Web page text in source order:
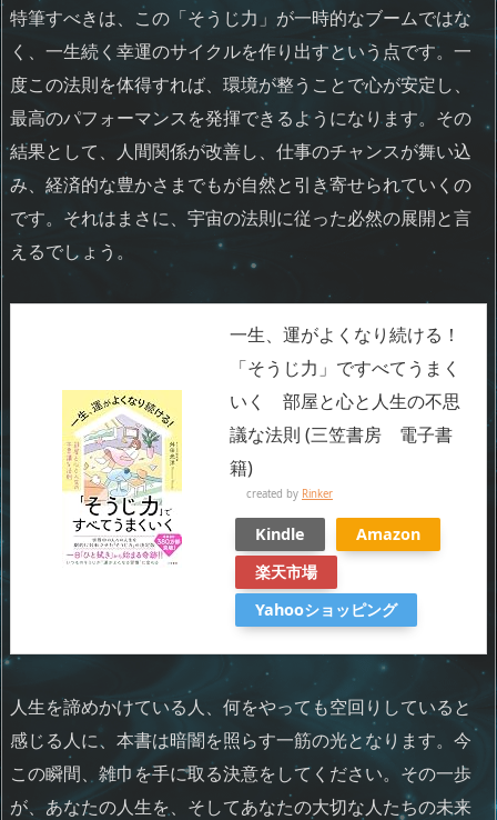
特筆すべきは、この「そうじ力」が一時的なブームではな
く、一生続く幸運のサイクルを作り出すという点です。一
度この法則を体得すれば、環境が整うことで心が安定し、
最高のパフォーマンスを発揮できるようになります。その
結果として、人間関係が改善し、仕事のチャンスが舞い込
み、経済的な豊かさまでもが自然と引き寄せられていくの
です。それはまさに、宇宙の法則に従った必然の展開と言
えるでしょう。
一生、運がよくなり続ける！
「そうじ力」ですべてうまく
いく 部屋と心と人生の不思
議な法則 (三笠書房 電子書
籍)
created by Rinker
Kindle
Amazon
楽天市場
Yahooショッピング
人生を諦めかけている人、何をやっても空回りしていると
感じる人に、本書は暗闇を照らす一筋の光となります。今
この瞬間、雑巾を手に取る決意をしてください。その一歩
が、あなたの人生を、そしてあなたの大切な人たちの未来